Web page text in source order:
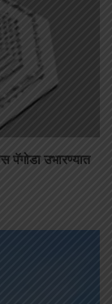
पॅगोडा उभारण्यात